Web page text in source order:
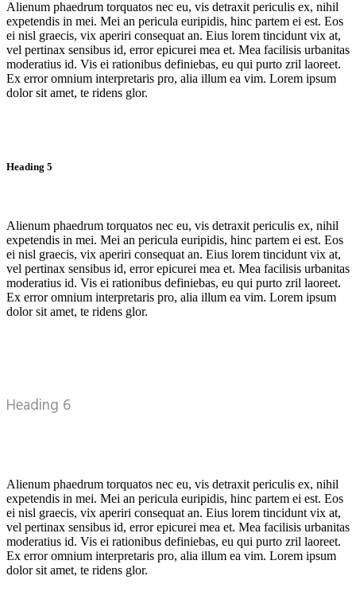
Alienum phaedrum torquatos nec eu, vis detraxit periculis ex, nihil
expetendis in mei. Mei an pericula euripidis, hinc partem ei est. Eos
ei nisl graecis, vix aperiri consequat an. Eius lorem tincidunt vix at,
vel pertinax sensibus id, error epicurei mea et. Mea facilisis urbanitas
moderatius id. Vis ei rationibus definiebas, eu qui purto zril laoreet.
Ex error omnium interpretaris pro, alia illum ea vim. Lorem ipsum
dolor sit amet, te ridens glor.
Heading 5
Alienum phaedrum torquatos nec eu, vis detraxit periculis ex, nihil
expetendis in mei. Mei an pericula euripidis, hinc partem ei est. Eos
ei nisl graecis, vix aperiri consequat an. Eius lorem tincidunt vix at,
vel pertinax sensibus id, error epicurei mea et. Mea facilisis urbanitas
moderatius id. Vis ei rationibus definiebas, eu qui purto zril laoreet.
Ex error omnium interpretaris pro, alia illum ea vim. Lorem ipsum
dolor sit amet, te ridens glor.
Heading 6
Alienum phaedrum torquatos nec eu, vis detraxit periculis ex, nihil
expetendis in mei. Mei an pericula euripidis, hinc partem ei est. Eos
ei nisl graecis, vix aperiri consequat an. Eius lorem tincidunt vix at,
vel pertinax sensibus id, error epicurei mea et. Mea facilisis urbanitas
moderatius id. Vis ei rationibus definiebas, eu qui purto zril laoreet.
Ex error omnium interpretaris pro, alia illum ea vim. Lorem ipsum
dolor sit amet, te ridens glor.